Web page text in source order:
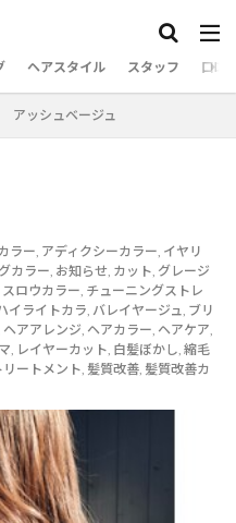
ヘアスタイル スタッフ 口コ
アッシュベージュ
ラー, アディクシーカラー, イヤリ
カラー, お知らせ, カット, グレージ
スロウカラー, チューニングストレ
イライトカラ, バレイヤージュ, ブリ
ヘアアレンジ, ヘアカラー, ヘアケア,
, レイヤーカット, 白髪ぼかし, 縮毛
ートメント, 髪質改善, 髪質改善カ
丸
三条河原町
レイヤーカット
パーマ
メンズカット
髪質改善メニュー
ラー
髪にドラマを
シャンプートリートメント
ン
韓国へア